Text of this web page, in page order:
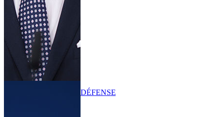
DÉFENSE